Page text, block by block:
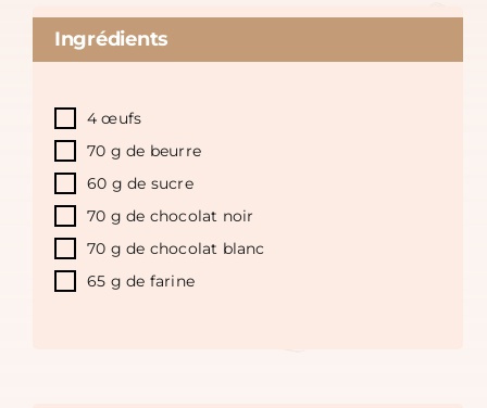
Ingrédients
4 œufs
70 g de beurre
60 g de sucre
70 g de chocolat noir
70 g de chocolat blanc
65 g de farine